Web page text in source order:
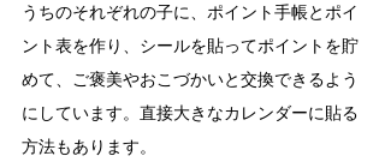
うちのそれぞれの子に、ポイント手帳とポイ
ント表を作り、シールを貼ってポイントを貯
めて、ご褒美やおこづかいと交換できるよう
にしています。直接大きなカレンダーに貼る
方法もあります。